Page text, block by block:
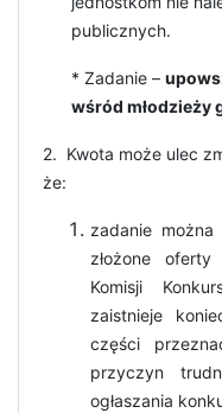
publicznych.
* Zadanie –
wśród młodzieży
2. Kwota może ulec
że:
zadanie
złożone
Komisji
zaistnieje
części
przyczyn
ogłaszania